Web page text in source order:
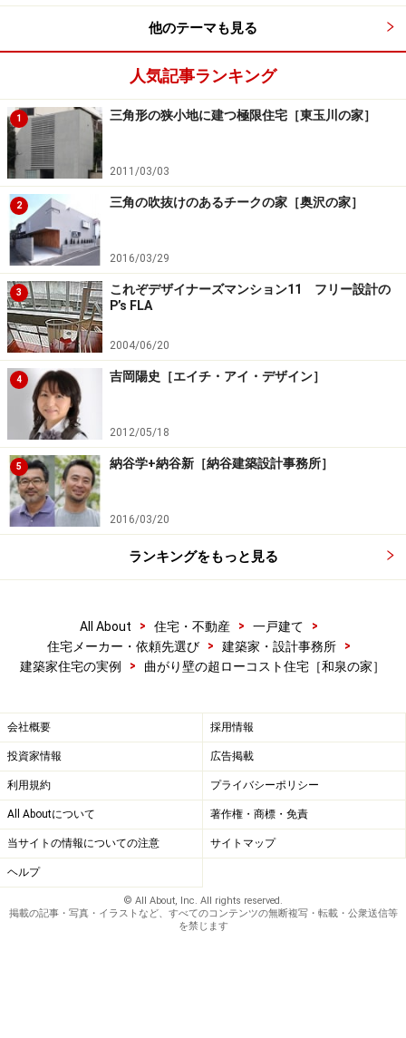
他のテーマも見る
人気記事ランキング
1 三角形の狭小地に建つ極限住宅［東玉川の家］
2011/03/03
2 三角の吹抜けのあるチークの家［奥沢の家］
2016/03/29
3
これぞデザイナーズマンション11 フリー設計の
P’s FLA
2004/06/20
4 吉岡陽史［エイチ・アイ・デザイン］
2012/05/18
5 納谷学+納谷新［納谷建築設計事務所］
2016/03/20
ランキングをもっと見る
All About > 住宅・不動産 > 一戸建て
>
住宅メーカー・依頼先選び
> 建築家・設計事務所
>
建築家住宅の実例
> 曲がり壁の超ローコスト住宅［和泉の家］
会社概要 採用情報
投資家情報 広告掲載
利用規約 プライバシーポリシー
All Aboutについて 著作権・商標・免責
当サイトの情報についての注意 サイトマップ
ヘルプ
© All About, Inc. All rights reserved.
掲載の記事・写真・イラストなど、すべてのコンテンツの無断複写・転載・公衆送信等
を禁じます